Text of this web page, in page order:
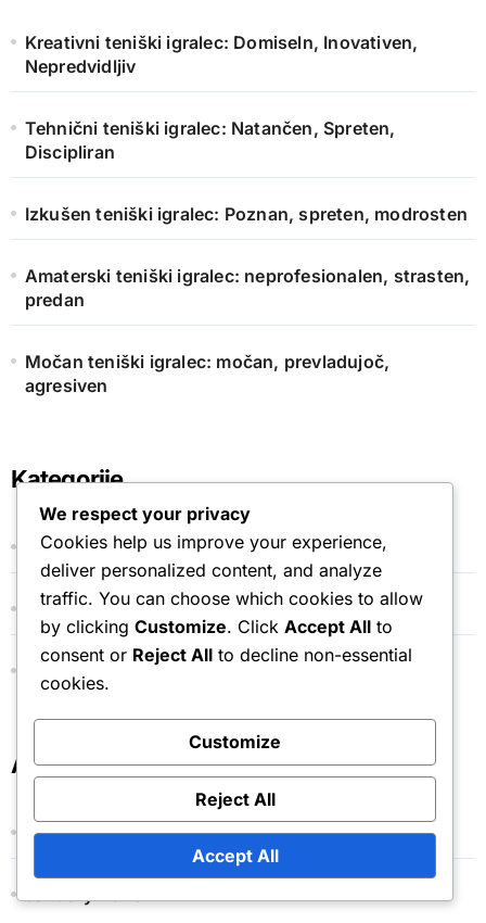
r Kreativni teniški igralec: Domiseln, Inovativen,
Nepredvidljiv
Tehnični teniški igralec: Natančen, Spreten,
Discipliran
Izkušen teniški igralec: Poznan, spreten, modrosten
Amaterski teniški igralec: neprofesionalen, strasten,
predan
Močan teniški igralec: močan, prevladujoč,
agresiven
Kategorije
Igralne sloge teniških igralcev
Raven znanja teniških igralcev
Značilnosti teniških igralcev
Arhiv
February 2026
We respect your privacy
Cookies help us improve your experience,
deliver personalized content, and analyze
traffic. You can choose which cookies to allow
by clicking Customize. Click Accept All to
consent or Reject All to decline non-essential
cookies.
Customize
Reject All
Accept All